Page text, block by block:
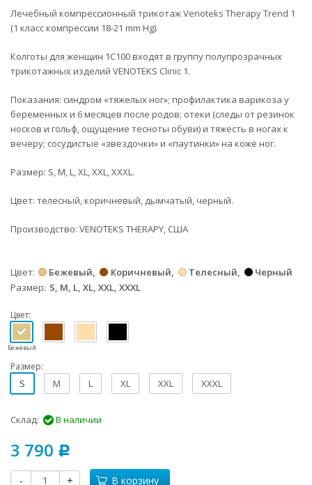
Лечебный компрессионный трикотажVenoteks Therapy Trend 1
(1 класс компрессии 18-21 mm Hg).
Колготы для женщин 1C100 входят в группуполупрозрачных
трикотажных изделий VENOTEKS Clinic 1.
Показания: синдром «тяжелых ног»; профилактика варикоза у
беременных и 6 месяцев после родов; отеки (следы от резинок
носков и гольф, ощущение тесноты обуви) и тяжесть в ногах к
вечеру; сосудистые «звездочки» и «паутинки» на коже ног.
Размер: S, M, L, XL, XXL, XXXL.
Цвет: телесный, коричневый, дымчатый, черный.
Производство: VENOTEKS THERAPY, США
Цвет Бежевый Коричневый Телесный
Черный
Размер S, M, L, XL, XXL, XXXL
Цвет:
Бежевый
Размер:
S M L XL XXL XXXL
Склад: В наличии
3 790 Р
- + В корзину